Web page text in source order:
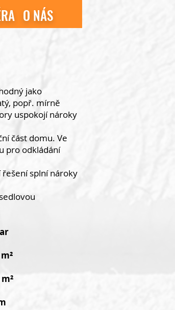
O NÁS
jako
popř. mírně
uspokojí nároky
část domu. Ve
pro odkládání
řešení splní nároky